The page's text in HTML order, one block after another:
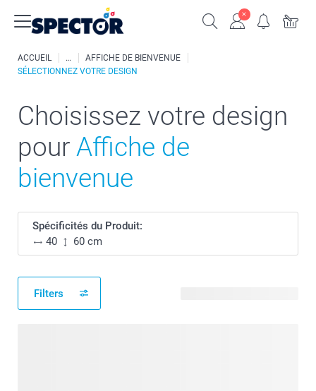
ACCUEIL
AFFICHE DE BIENVENUE
SÉLECTIONNEZ VOTRE DESIGN
Choisissez votre design
pour Affiche de
bienvenue
Spécificités du Produit:
40
60 cm
Filters